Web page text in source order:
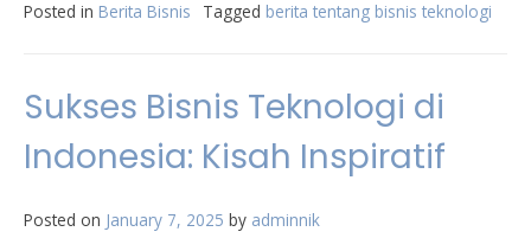
Posted in Berita Bisnis Tagged berita tentang bisnis teknologi
Sukses Bisnis Teknologi di
Indonesia: Kisah Inspiratif
Posted on January 7, 2025 by adminnik